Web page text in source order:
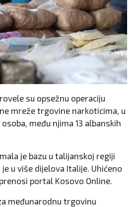
su opsežnu operaciju
mreže trgovine narkoticima, u
među njima 13 albanskih
je bazu u talijanskoj regiji
u više dijelova Italije. Uhićeno
portal Kosovo Online.
međunarodnu trgovinu